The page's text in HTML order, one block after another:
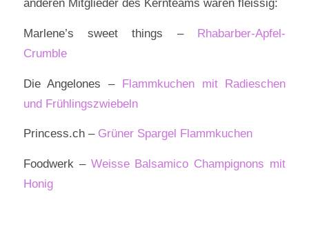
anderen Mitglieder des Kernteams waren fleissig:
Marlene’s sweet things – Rhabarber-Apfel-
Crumble
Die Angelones – Flammkuchen mit Radieschen
und Frühlingszwiebeln
Princess.ch – Grüner Spargel Flammkuchen
Foodwerk – Weisse Balsamico Champignons mit
Honig